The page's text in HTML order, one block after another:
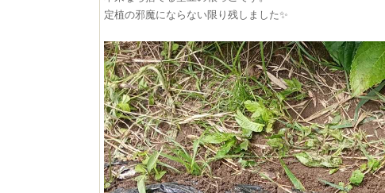
定植の邪魔にならない限り残しました✨